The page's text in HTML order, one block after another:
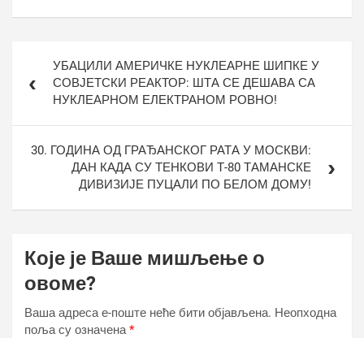
чланкаУБАЦИЛИ АМЕРИЧКЕ НУКЛЕАРНЕ ШИПКЕ У
СОВЈЕТСКИ РЕАКТОР: ШТА СЕ ДЕШАВА СА
НУКЛЕАРНОМ ЕЛЕКТРАНОМ РОВНО!
30. ГОДИНА ОД ГРАЂАНСКОГ РАТА У МОСКВИ:
ДАН КАДА СУ ТЕНКОВИ Т-80 ТАМАНСКЕ
ДИВИЗИЈЕ ПУЦАЛИ ПО БЕЛОМ ДОМУ!
Које је Ваше мишљење о
овоме?
Ваша адреса е-поште неће бити објављена. Неопходна
поља су означена*